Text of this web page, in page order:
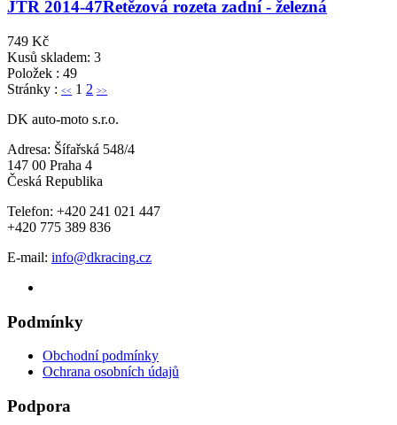
JTR 2014-47Řetězová rozeta zadní - železná
749 Kč
Kusů skladem: 3
Položek : 49
Stránky : << 1 2 >>
DK auto-moto s.r.o.
Adresa: Šífařská 548/4
147 00 Praha 4
Česká Republika
Telefon: +420 241 021 447
+420 775 389 836
E-mail: info@dkracing.cz
Podmínky
Obchodní podmínky
Ochrana osobních údajů
Podpora